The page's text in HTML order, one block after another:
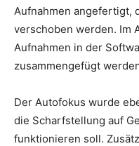
Aufnahmen angefertigt,
verschoben werden. Im
Aufnahmen in der
zusammengefügt
Der Autofokus wurde
die Scharfstellung auf
funktionieren soll.